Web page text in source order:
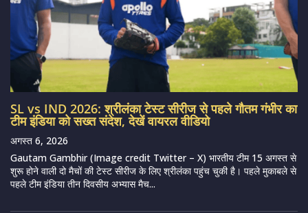
SL vs IND 2026: श्रीलंका टेस्ट सीरीज से पहले गौतम गंभीर का
टीम इंडिया को सख्त संदेश, देखें वायरल वीडियो
अगस्त 6, 2026
Gautam Gambhir (Image credit Twitter – X) भारतीय टीम 15 अगस्त से
शुरू होने वाली दो मैचों की टेस्ट सीरीज के लिए श्रीलंका पहुंच चुकी है। पहले मुकाबले से
पहले टीम इंडिया तीन दिवसीय अभ्यास मैच...